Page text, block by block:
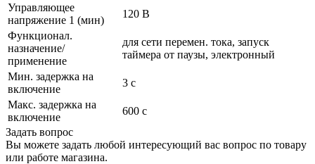
Управляющее
напряжение 1 (мин)
120 В
Функционал.
назначение/
применение
для сети перемен. тока, запуск
таймера от паузы, электронный
Мин. задержка на
включение
3 с
Макс. задержка на
включение
600 с
Задать вопрос
Вы можете задать любой интересующий вас вопрос по товару
или работе магазина.